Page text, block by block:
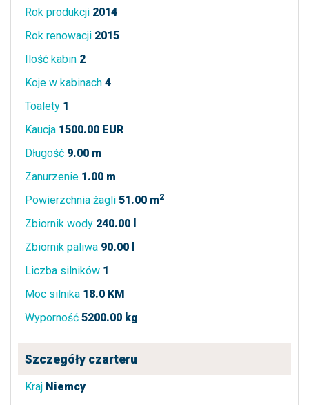
Rok produkcji 2014
Rok renowacji 2015
Ilość kabin 2
Koje w kabinach 4
Toalety 1
Kaucja 1500.00 EUR
Długość 9.00 m
Zanurzenie 1.00 m
Powierzchnia żagli 51.00 m2
Zbiornik wody 240.00 l
Zbiornik paliwa 90.00 l
Liczba silników 1
Moc silnika 18.0 KM
Wyporność 5200.00 kg
Szczegóły czarteru
Kraj Niemcy